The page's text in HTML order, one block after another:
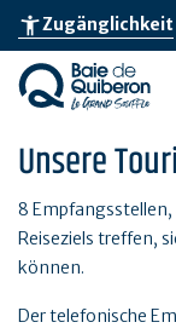
Skip
main
content
accessibility_newZugänglichkeit
Unsere
8 Empfangsstellen,
Reiseziels treffen,
können.
Der telefonische